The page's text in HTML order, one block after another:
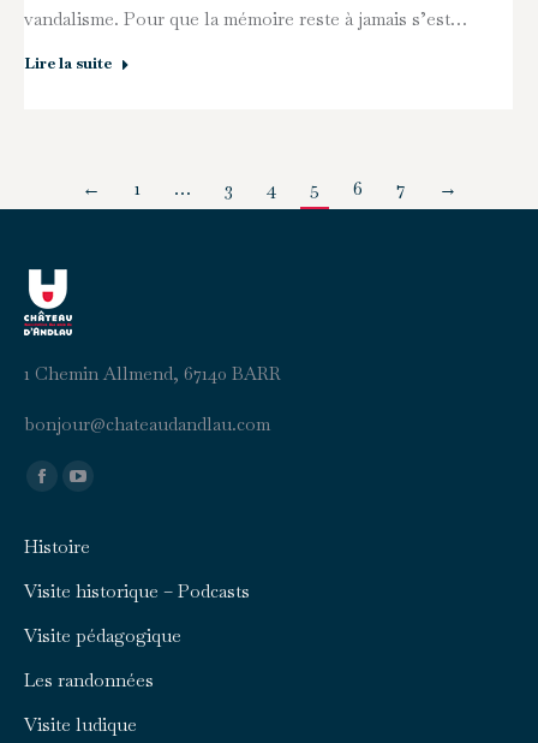
vandalisme. Pour que la mémoire reste à jamais s’est…
Lire la suite
← 1 … 3 4 5 6 7 →
1 Chemin Allmend, 67140 BARR
moc.u
aldna
duaet
ahc@r
uojno
b
Trouvez nous sur :
Facebook
opens
in
window
YouTube
opens
in
window
Histoire
Visite historique – Podcasts
Visite pédagogique
Les randonnées
Visite ludique